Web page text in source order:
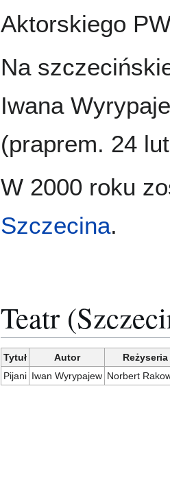
Aktorskiego
Na
Iwana
(praprem. 24
W 2000 roku
Szczecina.
Teatr
Tytuł Autor
Reżyseria
Pijani Iwan Wyrypajew Norbert